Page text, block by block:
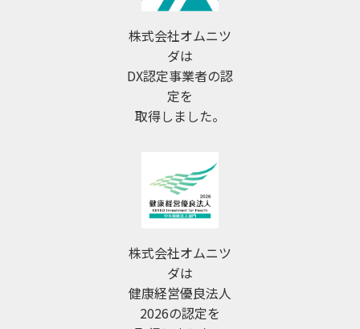
株式会社オムニツ
ダは
DX認定事業者の認
定を
取得しました。
株式会社オムニツ
ダは
健康経営優良法人
2026の認定を